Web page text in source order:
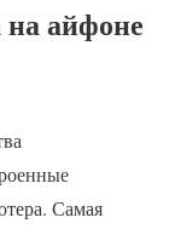
на айфоне
Самая